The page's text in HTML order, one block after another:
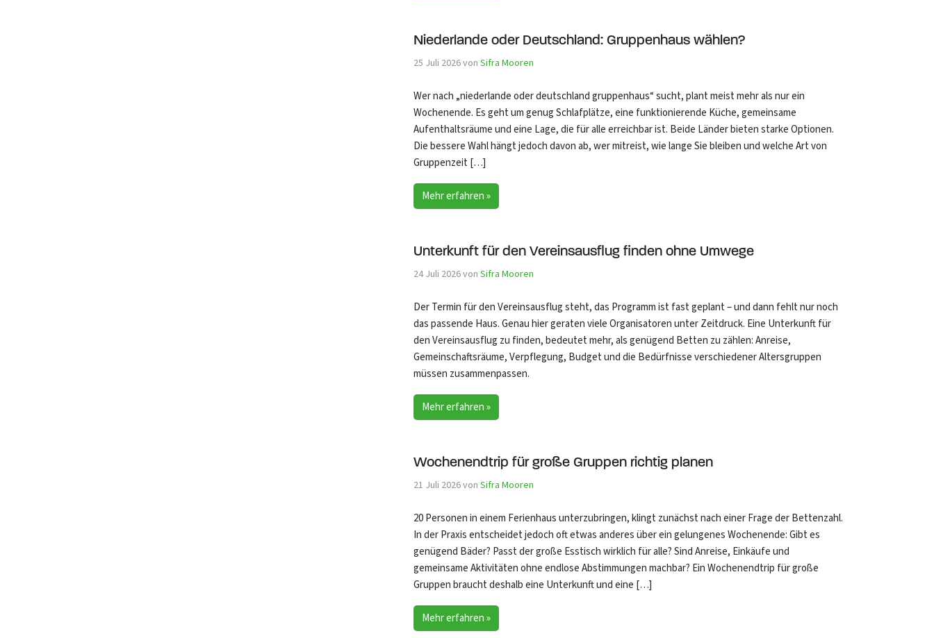
Niederlande oder Deutschland: Gruppenhaus wählen?
25 Juli 2026von Sifra Mooren
Wer nach „niederlande oder deutschland gruppenhaus“ sucht, plant meist mehr als nur ein
Wochenende. Es geht um genug Schlafplätze, eine funktionierende Küche, gemeinsame
Aufenthaltsräume und eine Lage, die für alle erreichbar ist. Beide Länder bieten starke Optionen.
Die bessere Wahl hängt jedoch davon ab, wer mitreist, wie lange Sie bleiben und welche Art von
Gruppenzeit […]
Mehr erfahren »
Unterkunft für den Vereinsausflug finden ohne Umwege
24 Juli 2026von Sifra Mooren
Der Termin für den Vereinsausflug steht, das Programm ist fast geplant – und dann fehlt nur noch
das passende Haus. Genau hier geraten viele Organisatoren unter Zeitdruck. Eine Unterkunft für
den Vereinsausflug zu finden, bedeutet mehr, als genügend Betten zu zählen: Anreise,
Gemeinschaftsräume, Verpflegung, Budget und die Bedürfnisse verschiedener Altersgruppen
müssen zusammenpassen.
Mehr erfahren »
Wochenendtrip für große Gruppen richtig planen
21 Juli 2026von Sifra Mooren
20 Personen in einem Ferienhaus unterzubringen, klingt zunächst nach einer Frage der Bettenzahl.
In der Praxis entscheidet jedoch oft etwas anderes über ein gelungenes Wochenende: Gibt es
genügend Bäder? Passt der große Esstisch wirklich für alle? Sind Anreise, Einkäufe und
gemeinsame Aktivitäten ohne endlose Abstimmungen machbar? Ein Wochenendtrip für große
Gruppen braucht deshalb eine Unterkunft und eine […]
Mehr erfahren »